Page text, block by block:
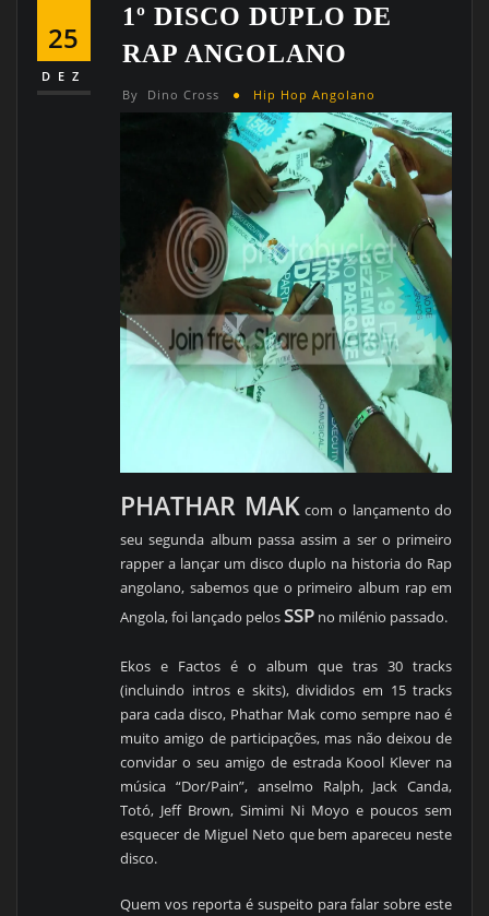
25
DEZ
1º DISCO DUPLO DE
RAP ANGOLANO
By Dino Cross Hip Hop Angolano
PHATHAR MAKcom o lançamento do
seu segunda album passa assim a ser o primeiro
rapper a lançar um disco duplo na historia do Rap
angolano, sabemos que o primeiro album rap em
Angola, foi lançado pelosSSP no milénio passado.
Ekos e Factos é o album que tras 30 tracks
(incluindo intros e skits), divididos em 15 tracks
para cada disco, Phathar Mak como sempre nao é
muito amigo de participações, mas não deixou de
convidar o seu amigo de estrada Koool Klever na
música “Dor/Pain”, anselmo Ralph, Jack Canda,
Totó, Jeff Brown, Simimi Ni Moyo e poucos sem
esquecer de Miguel Neto que bem apareceu neste
disco.
Quem vos reporta é suspeito para falar sobre este